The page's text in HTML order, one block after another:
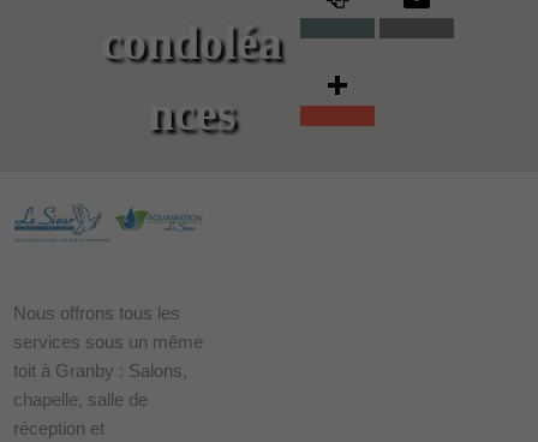
condoléa
nces
Nous offrons tous les
services sous un même
toit à Granby : Salons,
chapelle, salle de
réception et